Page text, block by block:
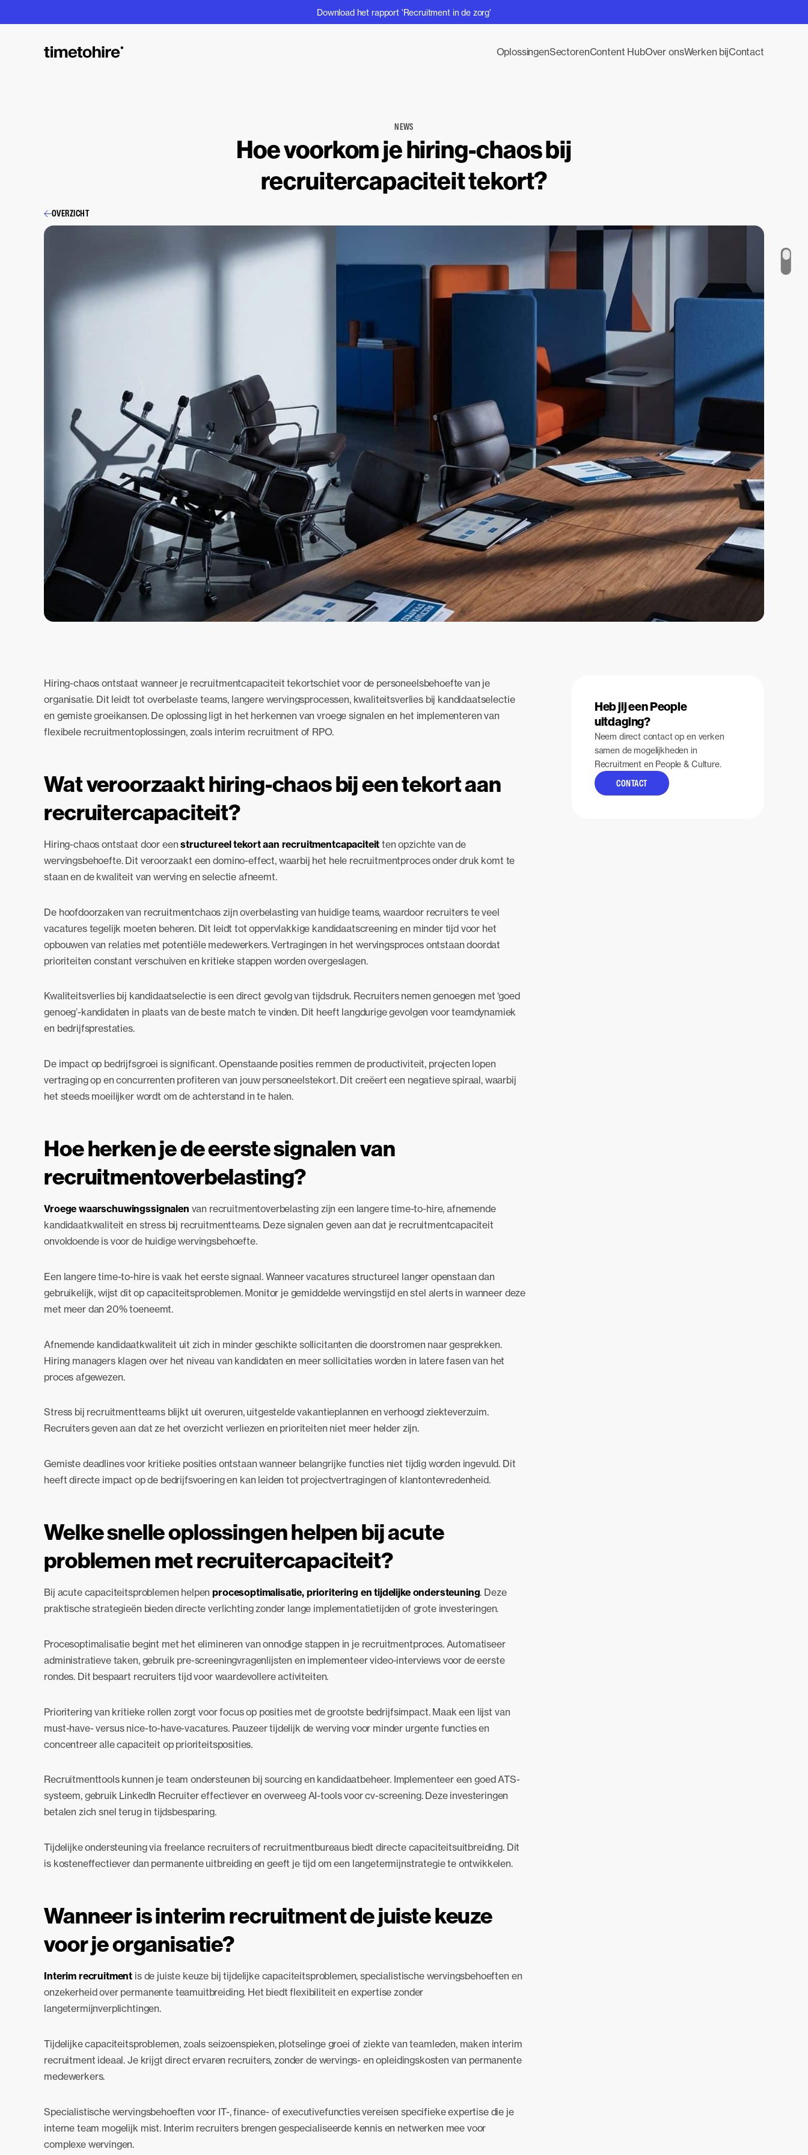
Download het rapport 'Recruitment in de zorg'
OplossingenSectorenContent HubOver onsWerken bijContact
OVERZICHT
NEWS
Hoe voorkom je hiring-chaos bij
recruitercapaciteit tekort?
Hiring-chaos ontstaat wanneer je recruitmentcapaciteit tekortschiet voor de personeelsbehoefte van je
organisatie. Dit leidt tot overbelaste teams, langere wervingsprocessen, kwaliteitsverlies bij kandidaatselectie
en gemiste groeikansen. De oplossing ligt in het herkennen van vroege signalen en het implementeren van
flexibele recruitmentoplossingen, zoals interim recruitment of RPO.
Wat veroorzaakt hiring-chaos bij een tekort aan
recruitercapaciteit?
Hiring-chaos ontstaat door eenstructureel tekort aan recruitmentcapaciteit ten opzichte van de
wervingsbehoefte. Dit veroorzaakt een domino-effect, waarbij het hele recruitmentproces onder druk komt te
staan en de kwaliteit van werving en selectie afneemt.
De hoofdoorzaken van recruitmentchaos zijn overbelasting van huidige teams, waardoor recruiters te veel
vacatures tegelijk moeten beheren. Dit leidt tot oppervlakkige kandidaatscreening en minder tijd voor het
opbouwen van relaties met potentiële medewerkers. Vertragingen in het wervingsproces ontstaan doordat
prioriteiten constant verschuiven en kritieke stappen worden overgeslagen.
Kwaliteitsverlies bij kandidaatselectie is een direct gevolg van tijdsdruk. Recruiters nemen genoegen met ‘goed
genoeg’-kandidaten in plaats van de beste match te vinden. Dit heeft langdurige gevolgen voor teamdynamiek
en bedrijfsprestaties.
De impact op bedrijfsgroei is significant. Openstaande posities remmen de productiviteit, projecten lopen
vertraging op en concurrenten profiteren van jouw personeelstekort. Dit creëert een negatieve spiraal, waarbij
het steeds moeilijker wordt om de achterstand in te halen.
Hoe herken je de eerste signalen van
recruitmentoverbelasting?
Vroege waarschuwingssignalen van recruitmentoverbelasting zijn een langere time-to-hire, afnemende
kandidaatkwaliteit en stress bij recruitmentteams. Deze signalen geven aan dat je recruitmentcapaciteit
onvoldoende is voor de huidige wervingsbehoefte.
Een langere time-to-hire is vaak het eerste signaal. Wanneer vacatures structureel langer openstaan dan
gebruikelijk, wijst dit op capaciteitsproblemen. Monitor je gemiddelde wervingstijd en stel alerts in wanneer deze
met meer dan 20% toeneemt.
Afnemende kandidaatkwaliteit uit zich in minder geschikte sollicitanten die doorstromen naar gesprekken.
Hiring managers klagen over het niveau van kandidaten en meer sollicitaties worden in latere fasen van het
proces afgewezen.
Stress bij recruitmentteams blijkt uit overuren, uitgestelde vakantieplannen en verhoogd ziekteverzuim.
Recruiters geven aan dat ze het overzicht verliezen en prioriteiten niet meer helder zijn.
Gemiste deadlines voor kritieke posities ontstaan wanneer belangrijke functies niet tijdig worden ingevuld. Dit
heeft directe impact op de bedrijfsvoering en kan leiden tot projectvertragingen of klantontevredenheid.
Welke snelle oplossingen helpen bij acute
problemen met recruitercapaciteit?
Bij acute capaciteitsproblemen helpenprocesoptimalisatie, prioritering en tijdelijke ondersteuning. Deze
praktische strategieën bieden directe verlichting zonder lange implementatietijden of grote investeringen.
Procesoptimalisatie begint met het elimineren van onnodige stappen in je recruitmentproces. Automatiseer
administratieve taken, gebruik pre-screeningvragenlijsten en implementeer video-interviews voor de eerste
rondes. Dit bespaart recruiters tijd voor waardevollere activiteiten.
Prioritering van kritieke rollen zorgt voor focus op posities met de grootste bedrijfsimpact. Maak een lijst van
must-have- versus nice-to-have-vacatures. Pauzeer tijdelijk de werving voor minder urgente functies en
concentreer alle capaciteit op prioriteitsposities.
Recruitmenttools kunnen je team ondersteunen bij sourcing en kandidaatbeheer. Implementeer een goed ATS-
systeem, gebruik LinkedIn Recruiter effectiever en overweeg AI-tools voor cv-screening. Deze investeringen
betalen zich snel terug in tijdsbesparing.
Tijdelijke ondersteuning via freelance recruiters of recruitmentbureaus biedt directe capaciteitsuitbreiding. Dit
is kosteneffectiever dan permanente uitbreiding en geeft je tijd om een langetermijnstrategie te ontwikkelen.
Wanneer is interim recruitment de juiste keuze
voor je organisatie?
Interim recruitment is de juiste keuze bij tijdelijke capaciteitsproblemen, specialistische wervingsbehoeften en
onzekerheid over permanente teamuitbreiding. Het biedt flexibiliteit en expertise zonder
langetermijnverplichtingen.
Tijdelijke capaciteitsproblemen, zoals seizoenspieken, plotselinge groei of ziekte van teamleden, maken interim
recruitment ideaal. Je krijgt direct ervaren recruiters, zonder de wervings- en opleidingskosten van permanente
medewerkers.
Specialistische wervingsbehoeften voor IT-, finance- of executivefuncties vereisen specifieke expertise die je
interne team mogelijk mist. Interim recruiters brengen gespecialiseerde kennis en netwerken mee voor
complexe wervingen.
Heb jij een People
uitdaging?
Neem direct contact op en verken
samen de mogelijkheden in
Recruitment en People & Culture.
CONTACT